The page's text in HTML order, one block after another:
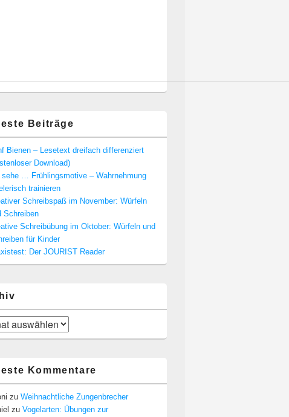
Beiträge
Bienen – Lesetext dreifach differenziert
Download)
sehe … Frühlingsmotive – Wahrnehmung
trainieren
Schreibspaß im November: Würfeln
Schreiben
Schreibübung im Oktober: Würfeln und
für Kinder
Der JOURIST Reader
Kommentare
zu Weihnachtliche Zungenbrecher
zu Vogelarten: Übungen zur